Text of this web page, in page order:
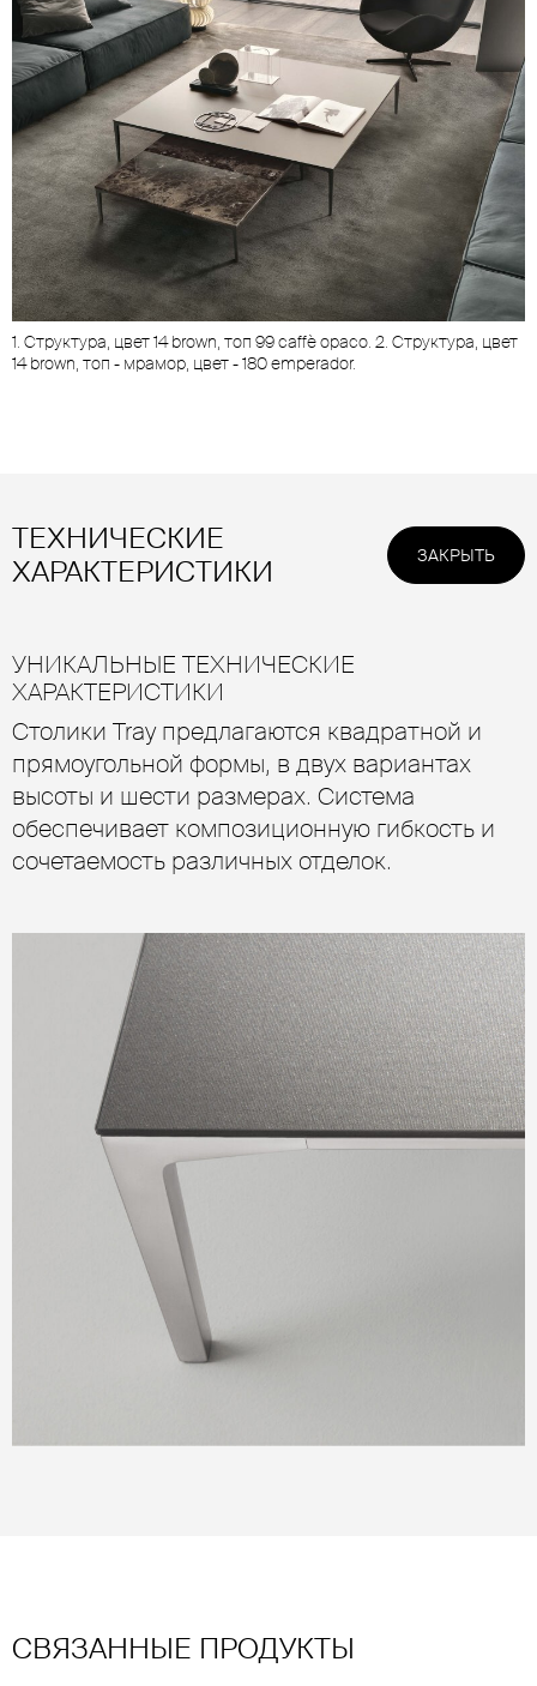
1. Структура, цвет 14 brown, топ 99 caffè opaco. 2. Структура, цвет
14 brown, топ - мрамор, цвет - 180 emperador.
ТЕХНИЧЕСКИЕ
ХАРАКТЕРИСТИКИ
ЗАКРЫТЬ
УНИКАЛЬНЫЕ ТЕХНИЧЕСКИЕ
ХАРАКТЕРИСТИКИ
Столики Tray предлагаются квадратной и
прямоугольной формы, в двух вариантах
высоты и шести размерах. Система
обеспечивает композиционную гибкость и
сочетаемость различных отделок.
СВЯЗАННЫЕ ПРОДУКТЫ